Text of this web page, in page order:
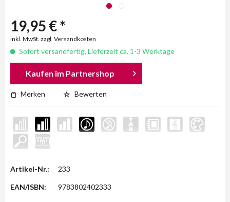
19,95 € *
inkl. MwSt. zzgl. Versandkosten
Sofort versandfertig, Lieferzeit ca. 1-3 Werktage
Kaufen im Partnershop
Merken Bewerten
Artikel-Nr.: 233
EAN/ISBN: 9783802402333